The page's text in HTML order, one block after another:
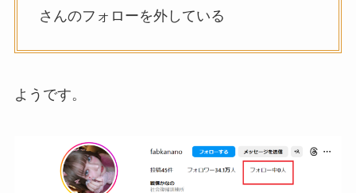
さんのフォローを外している
ようです。